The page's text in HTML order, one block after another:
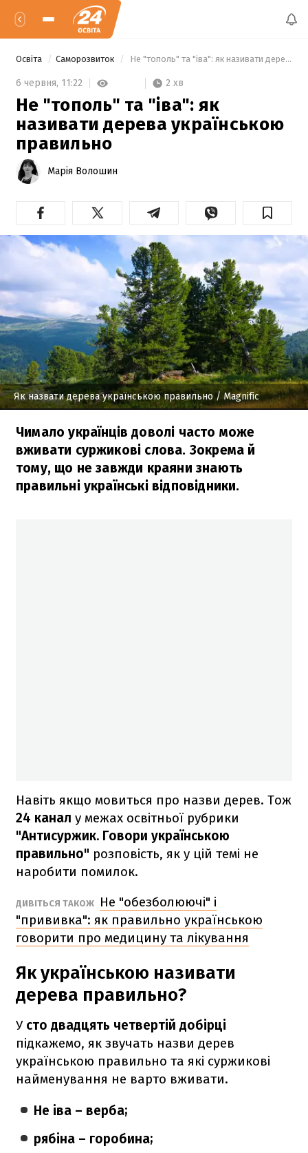
Освіта Саморозвиток Не "тополь" та "іва": як називати дерева українською правильно
6 червня, 11:22 2 хв
Не "тополь" та "іва": як
називати дерева українською
правильно
Марія Волошин
Як назвати дерева українською правильно/ Magnific
Чимало українців доволі часто може
вживати суржикові слова. Зокрема й
тому, що не завжди краяни знають
правильні українські відповідники.
Навіть якщо мовиться про назви дерев. Тож
24 канал у межах освітньої рубрики
"Антисуржик. Говори українською
правильно" розповість, як у цій темі не
наробити помилок.
ДИВІТЬСЯ ТАКОЖ
Не "обезболюючі" і
"прививка": як правильно українською
говорити про медицину та лікування
Як українською називати
дерева правильно?
У сто двадцять четвертій добірці
підкажемо, як звучать назви дерев
українською правильно та які суржикові
найменування не варто вживати.
Не іва – верба;
рябіна – горобина;